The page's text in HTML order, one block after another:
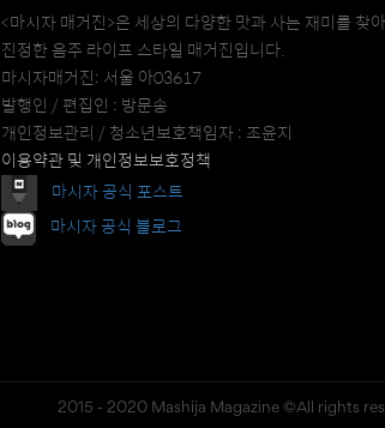
<마시자 매거진>은 세상의 다양한 맛과 사는 재미를 찾
진정한 음주 라이프 스타일 매거진입니다.
마시자매거진: 서울 아03617
발행인 / 편집인 : 방문송
개인정보관리 / 청소년보호책임자 : 조윤지
이용약관 및 개인정보보호정책
마시자 공식 포스트
마시자 공식 블로그
2015 - 2020 Mashija Magazine ©All rights